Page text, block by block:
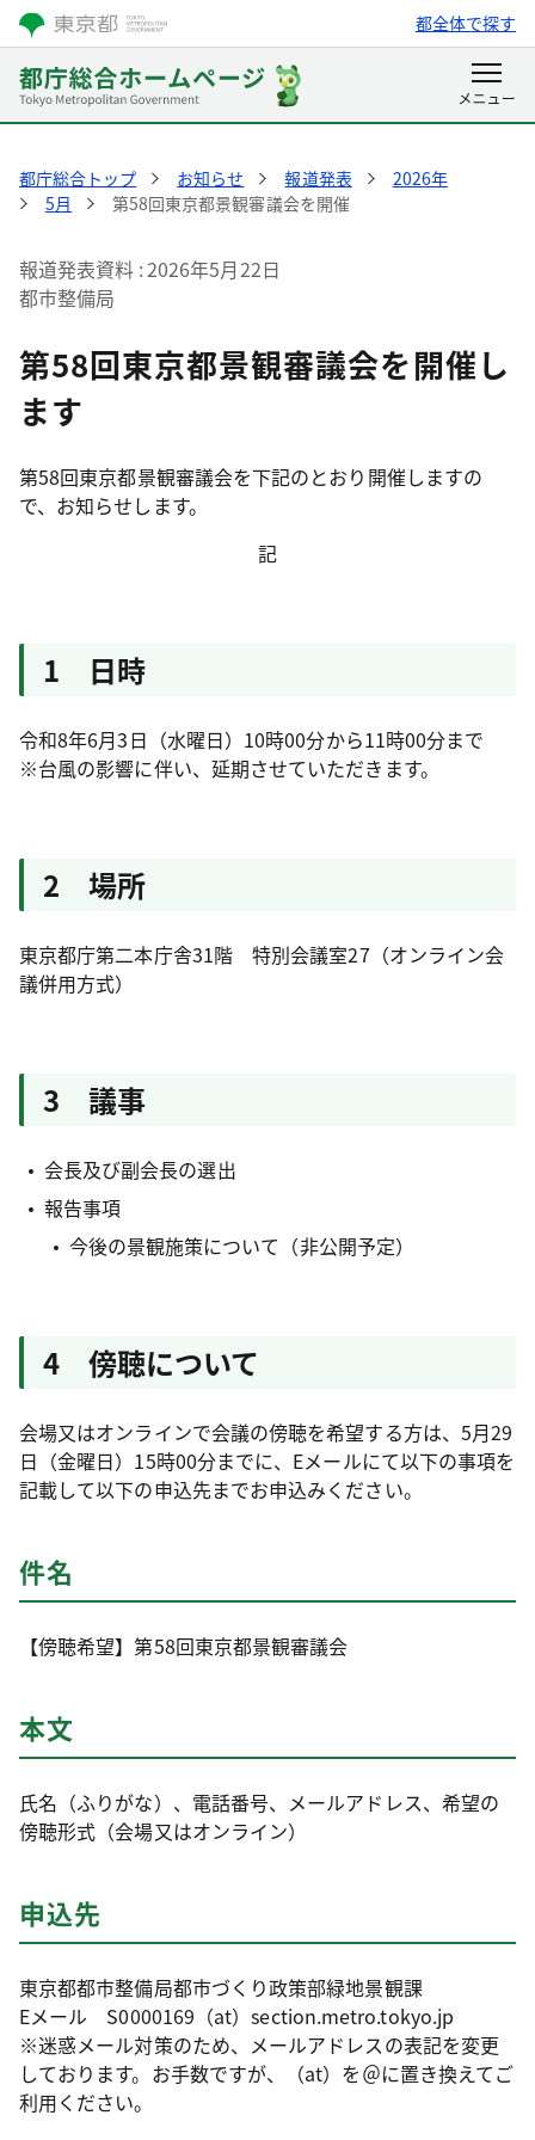
都全体で探す
都庁総合トップ お知らせ 報道発表
2026年
5月
第58回東京都景観審議会を開催
報道発表資料 2026年5月22日
都市整備局
第58回東京都景観審議会を開催し
ます
第58回東京都景観審議会を下記のとおり開催しますの
で、お知らせします。
記
1 日時
令和8年6月3日（水曜日）10時00分から11時00分まで
※台風の影響に伴い、延期させていただきます。
2 場所
東京都庁第二本庁舎31階 特別会議室27（オンライン会
議併用方式）
3 議事
会長及び副会長の選出
報告事項
今後の景観施策について（非公開予定）
4 傍聴について
会場又はオンラインで会議の傍聴を希望する方は、5月29
日（金曜日）15時00分までに、Eメールにて以下の事項を
記載して以下の申込先までお申込みください。
件名
【傍聴希望】第58回東京都景観審議会
本文
氏名（ふりがな）、電話番号、メールアドレス、希望の
傍聴形式（会場又はオンライン）
申込先
東京都都市整備局都市づくり政策部緑地景観課
Eメール S0000169（at）section.metro.tokyo.jp
※迷惑メール対策のため、メールアドレスの表記を変更
しております。お手数ですが、（at）を＠に置き換えてご
利用ください。